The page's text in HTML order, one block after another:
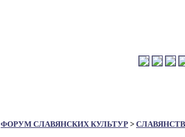
ФОРУМ СЛАВЯНСКИХ КУЛЬТУР >